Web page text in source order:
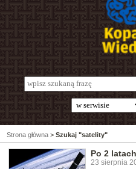
Strona główna > Szukaj "satelity"
Po 2
23 sierpnia